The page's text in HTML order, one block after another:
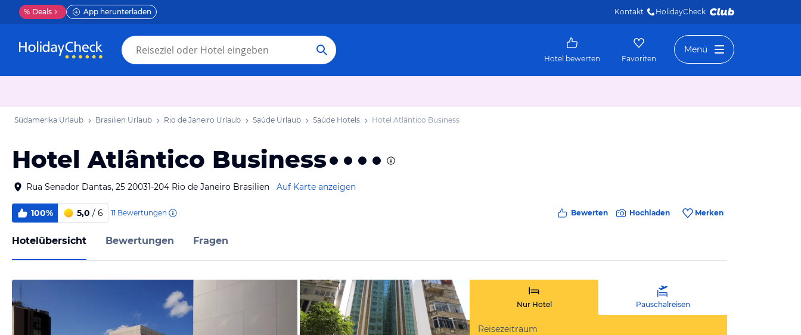
% Deals App herunterladen Kontakt HolidayCheck
Hotel bewerten Favoriten
Menü
Südamerika Urlaub Brasilien Urlaub Rio de Janeiro Urlaub Saúde Urlaub Saúde Hotels Hotel Atlântico Business
Hotel Atlântico Business
Rua Senador Dantas, 25 20031-204 Rio de Janeiro Brasilien Auf Karte anzeigen
100% 5,0 / 6 11 Bewertungen Bewerten Hochladen Merken
Hotelübersicht Bewertungen Fragen
Nur Hotel Pauschalreisen
Reisezeitraum